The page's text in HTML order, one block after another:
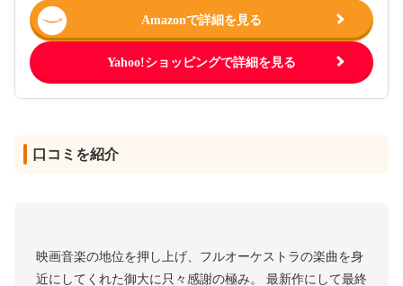
Amazonで詳細を見る
Yahoo!ショッピングで詳細を見る
口コミを紹介
映画音楽の地位を押し上げ、フルオーケストラの楽曲を身
近にしてくれた御大に只々感謝の極み。 最新作にして最終